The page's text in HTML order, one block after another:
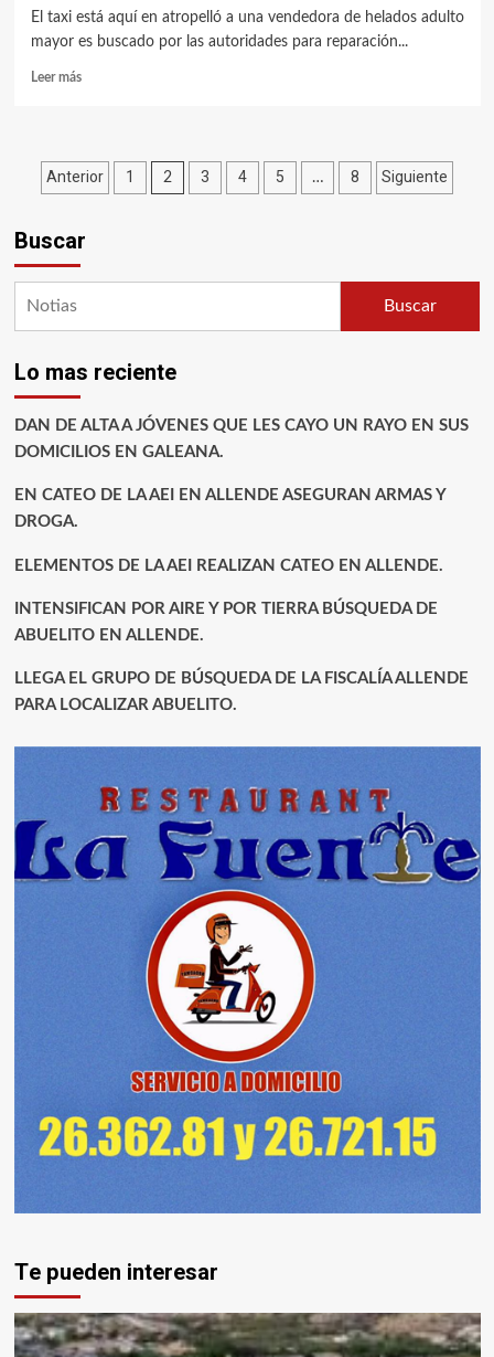
El taxi está aquí en atropelló a una vendedora de helados adulto
mayor es buscado por las autoridades para reparación...
Leer más
Paginación
de
entradas
Anterior 1 2 3 4 5 … 8 Siguiente
Buscar
Buscar
Lo mas reciente
DAN DE ALTA A JÓVENES QUE LES CAYO UN RAYO EN SUS
DOMICILIOS EN GALEANA.
EN CATEO DE LA AEI EN ALLENDE ASEGURAN ARMAS Y
DROGA.
ELEMENTOS DE LA AEI REALIZAN CATEO EN ALLENDE.
INTENSIFICAN POR AIRE Y POR TIERRA BÚSQUEDA DE
ABUELITO EN ALLENDE.
LLEGA EL GRUPO DE BÚSQUEDA DE LA FISCALÍA ALLENDE
PARA LOCALIZAR ABUELITO.
Te pueden interesar